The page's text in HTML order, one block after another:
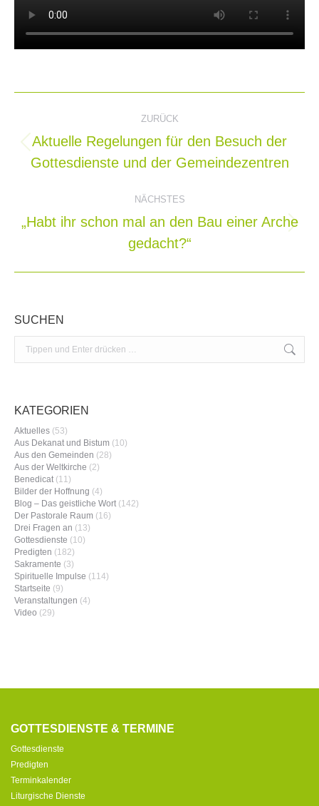
Kommentarnavigation
ZURÜCK
Aktuelle Regelungen für den Besuch der
Gottesdienste und der Gemeindezentren
NÄCHSTES
„Habt ihr schon mal an den Bau einer Arche
gedacht?“
SUCHEN
KATEGORIEN
Aktuelles (53)
Aus Dekanat und Bistum (10)
Aus den Gemeinden (28)
Aus der Weltkirche (2)
Benedicat(11)
Bilder der Hoffnung (4)
Blog – Das geistliche Wort(142)
Der Pastorale Raum (16)
Drei Fragen an (13)
Gottesdienste (10)
Predigten (182)
Sakramente (3)
Spirituelle Impulse (114)
Startseite (9)
Veranstaltungen (4)
Video (29)
GOTTESDIENSTE & TERMINE
Gottesdienste
Predigten
Terminkalender
Liturgische Dienste